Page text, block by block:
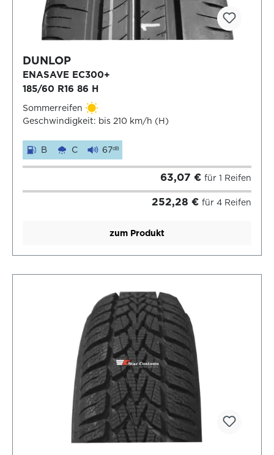
DUNLOP
ENASAVE EC300+
185/60 R16 86 H
Sommerreifen
Geschwindigkeit: bis 210 km/h (H)
B C 67dB
63,07 € für 1 Reifen
252,28 € für 4 Reifen
zum Produkt